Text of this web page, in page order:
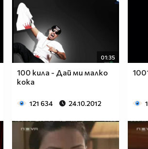
01:35
100 кила - Дай ми малко
кока
121 634 24.10.2012